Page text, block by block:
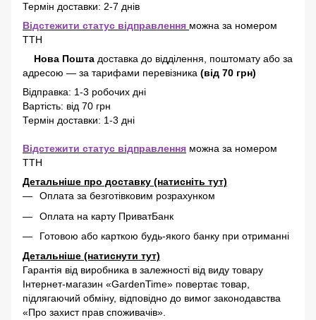
Термін доставки: 2-7 днів
Відстежити статус відправлення можна за номером
ТТН
Нова Пошта доставка до відділення, поштомату або за
адресою — за тарифами перевізника (від 70 грн)
Відправка: 1-3 робочих дні
Вартість: від 70 грн
Термін доставки: 1-3 дні
Відстежити статус відправлення можна за номером
ТТН
Детальніше про доставку (натисніть тут)
Оплата за безготівковим розрахунком
Оплата на карту ПриватБанк
Готовою або карткою будь-якого банку при отриманні
Детальніше (натиснути тут)
Гарантія від виробника в залежності від виду товару
Інтернет-магазин «GardenTime» повертає товар,
підлягаючий обміну, відповідно до вимог законодавства
«Про захист прав споживачів».